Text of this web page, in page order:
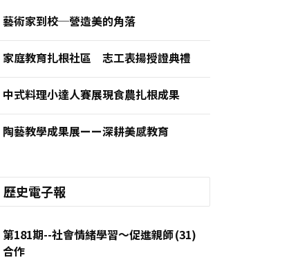
藝術家到校─營造美的角落
家庭教育扎根社區 志工表揚授證典禮
中式料理小達人賽展現食農扎根成果
陶藝教學成果展ーー深耕美感教育
歷史電子報
第181期--社會情緒學習～促進親師
合作